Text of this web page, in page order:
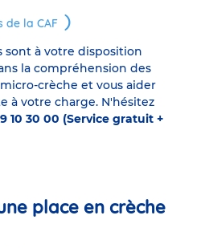
de la CAF
sont à votre disposition
la compréhension des
crèche et vous aider
à votre charge. N'hésitez
10 30 00 (Service gratuit +
place en crèche